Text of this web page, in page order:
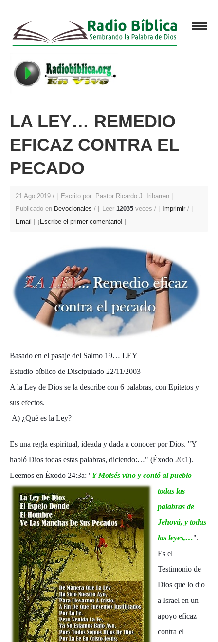
LA LEY… REMEDIO
EFICAZ CONTRA EL
PECADO
21 Ago 2019 /
Escrito por Pastor Ricardo J. Iribarren
Publicado en Devocionales / Leer 12035 veces / Imprimir /
Email
¡Escribe el primer comentario!
Basado en el pasaje del Salmo 19… LEY
Estudio bíblico de Discipulado 22/11/2003
A la Ley de Dios se la describe con 6 palabras, con Epítetos y
sus efectos.
A) ¿Qué es la Ley?
Es una regla espiritual, ideada y dada a conocer por Dios. "Y
habló Dios todas estas palabras, diciendo:…" (Éxodo 20:1).
Leemos en Éxodo 24:3a: "Y Moisés vino y contó al pueblo
todas las
palabras de
Jehová, y todas
las leyes,…".
Es el
Testimonio de
Dios que lo dio
a Israel en un
apoyo eficaz
contra el